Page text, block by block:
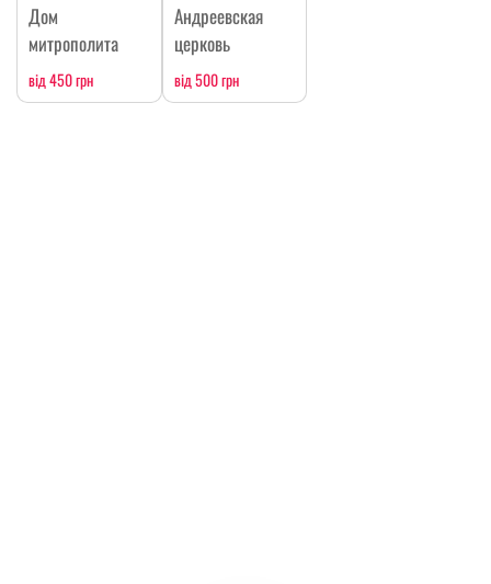
Дом
митрополита
від 450 грн
Андреевская
церковь
від 500 грн